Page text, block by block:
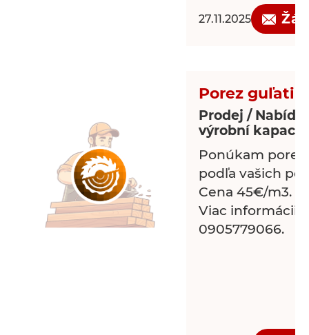
27.11.2025
Porez
Prodej /
výrobní
Ponúkam
podľa vašich
Cena 45€/m3.
Viac informácii
0905779066.